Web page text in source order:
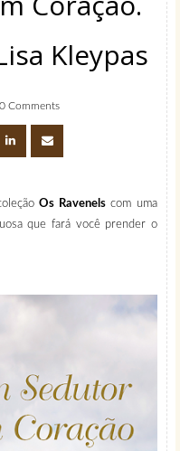
Kleypas
0 Comments
Os Ravenelscom uma
que fará você prender o